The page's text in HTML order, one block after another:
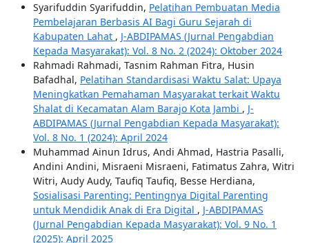
Syarifuddin Syarifuddin, Pelatihan Pembuatan Media
Pembelajaran Berbasis AI Bagi Guru Sejarah di
Kabupaten Lahat , J-ABDIPAMAS (Jurnal Pengabdian
Kepada Masyarakat): Vol. 8 No. 2 (2024): Oktober 2024
Rahmadi Rahmadi, Tasnim Rahman Fitra, Husin
Bafadhal, Pelatihan Standardisasi Waktu Salat: Upaya
Meningkatkan Pemahaman Masyarakat terkait Waktu
Shalat di Kecamatan Alam Barajo Kota Jambi , J-
ABDIPAMAS (Jurnal Pengabdian Kepada Masyarakat):
Vol. 8 No. 1 (2024): April 2024
Muhammad Ainun Idrus, Andi Ahmad, Hastria Pasalli,
Andini Andini, Misraeni Misraeni, Fatimatus Zahra, Witri
Witri, Audy Audy, Taufiq Taufiq, Besse Herdiana,
Sosialisasi Parenting: Pentingnya Digital Parenting
untuk Mendidik Anak di Era Digital , J-ABDIPAMAS
(Jurnal Pengabdian Kepada Masyarakat): Vol. 9 No. 1
(2025): April 2025